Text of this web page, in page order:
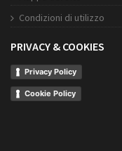
Condizioni di utilizzo
PRIVACY & COOKIES
Privacy Policy
Cookie Policy